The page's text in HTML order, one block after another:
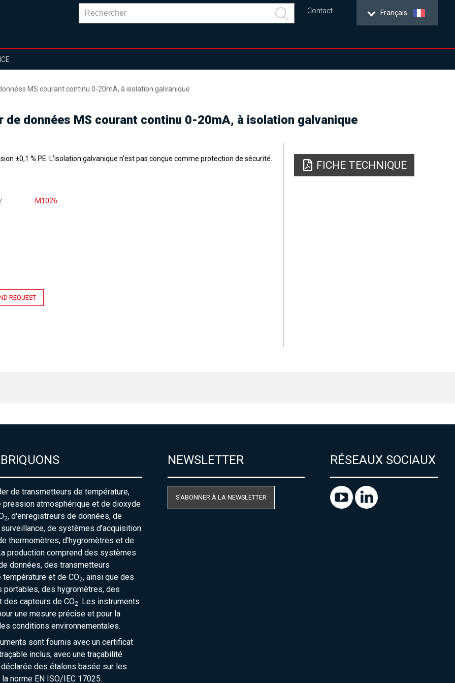
Français
Contact
MS courant continu 0-20mA, à isolation galvanique
de données MS courant continu 0-20mA, à isolation galvanique
±0,1 % PE. L'isolation galvanique n'est pas conçue comme protection de sécurité.
M1026
REQUEST
FICHE TECHNIQUE
de transmetteurs de température,
pression atmosphérique et de dioxyde
2, d'enregistreurs de données, de
de systèmes d'acquisition
thermomètres, d'hygromètres et de
production comprend des systèmes
données, des transmetteurs
température et de CO2, ainsi que des
portables, des hygromètres, des
des capteurs de CO2. Les instruments
une mesure précise et pour la
conditions environnementales.
sont fournis avec un certificat
inclus, avec une traçabilité
des étalons basée sur les
norme EN ISO/IEC 17025.
NEWSLETTER
S'ABONNER À LA NEWSLETTER
RÉSEAUX SOCIAUX